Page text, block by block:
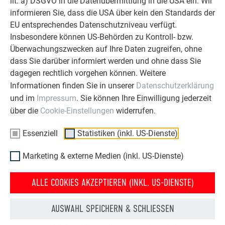
informieren Sie, dass die USA über kein den Standards der
EU entsprechendes Datenschutzniveau verfügt.
Insbesondere können US-Behörden zu Kontroll- bzw.
Überwachungszwecken auf Ihre Daten zugreifen, ohne
dass Sie darüber informiert werden und ohne dass Sie
dagegen rechtlich vorgehen können. Weitere
Informationen finden Sie in unserer Datenschutzerklärung
und im Impressum. Sie können Ihre Einwilligung jederzeit
über die Cookie-Einstellungen widerrufen.
Essenziell Statistiken (inkl. US-Dienste)
Marketing & externe Medien (inkl. US-Dienste)
ALLE COOKIES AKZEPTIEREN (INKL. US-DIENSTE)
AUSWAHL SPEICHERN & SCHLIESSEN
40 Jahre Garantie, Aluminium als perfekter Werkstoff – die
Vorteile liegen auf der Hand und vielleicht schon bald auf
Ihrem Dach.
Für die PREFA Solardachplatte kommen hochqualitative
Einzelkomponenten namhafter Hersteller zum Einsatz, und
das bei 25 Jahren linearer Leistungsgarantie.
UMGESETZTEN PREFA DACHSYSTEMEN
INSPIRIEREN